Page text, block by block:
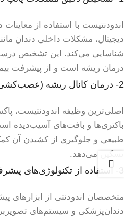
اندودنتیست با استفاده از
دیجیتال، مشکلات داخلی دندان
شناسایی می‌کند. این تشخیص
درمان ریشه است و از پیشرفت
2- درمان کانال ریشه (عصب‌کشی)
اصلی‌ترین وظیفه اندودنتیست،
باکتری‌ها و بافت‌های آسیب‌دیده
طبیعی و جلوگیری از کشیدن آن
تسکین می‌دهد.
متخصصان اندودنتی از ابزارهای
دندان‌پزشکی و سیستم‌های